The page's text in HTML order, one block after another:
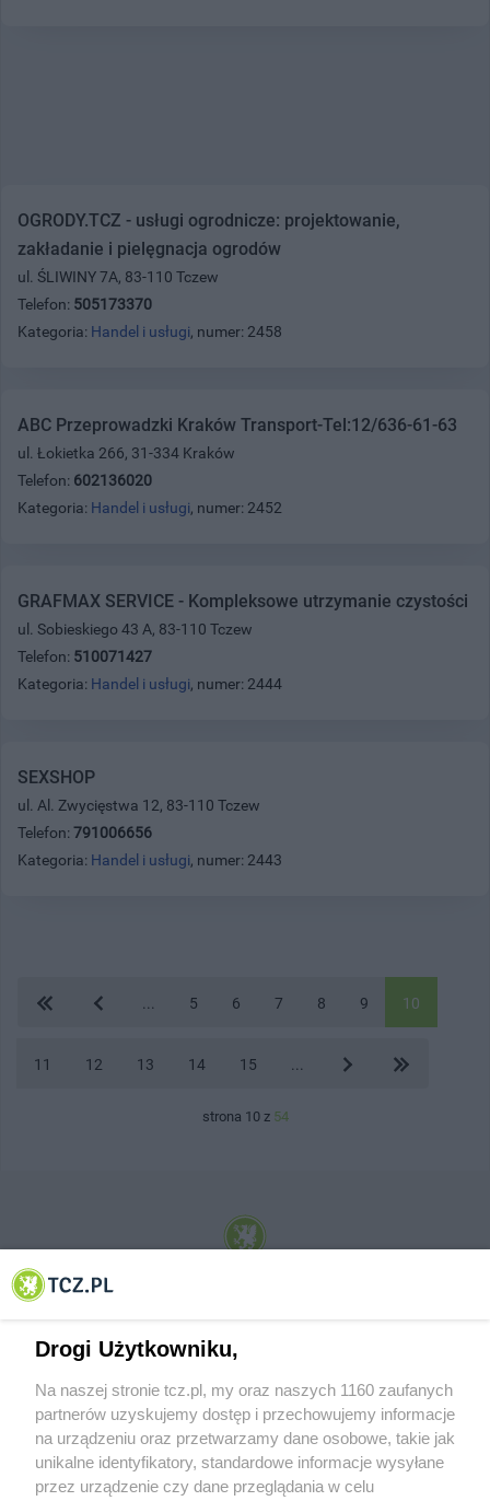
OGRODY.TCZ - usługi ogrodnicze: projektowanie,
zakładanie i pielęgnacja ogrodów
ul. ŚLIWINY 7A, 83-110 Tczew
Telefon: 505173370
Kategoria: Handel i usługi, numer: 2458
ABC Przeprowadzki Kraków Transport-Tel:12/636-61-63
ul. Łokietka 266, 31-334 Kraków
Telefon: 602136020
Kategoria: Handel i usługi, numer: 2452
GRAFMAX SERVICE - Kompleksowe utrzymanie czystości
ul. Sobieskiego 43 A, 83-110 Tczew
Telefon: 510071427
Kategoria: Handel i usługi, numer: 2444
SEXSHOP
ul. Al. Zwycięstwa 12, 83-110 Tczew
Telefon: 791006656
Kategoria: Handel i usługi, numer: 2443
5 6 7 8 9 10
11 12 13 14 15
strona 10 z 54
© 2001-2026 Tczew - TCZ.PL Sp. z o.o. Internetowy Serwis Informacyjny Miasta
Drogi Użytkowniku,
Na naszej stronie tcz.pl, my oraz naszych 1160 zaufanych
partnerów uzyskujemy dostęp i przechowujemy informacje
na urządzeniu oraz przetwarzamy dane osobowe, takie jak
unikalne identyfikatory, standardowe informacje wysyłane
przez urządzenie czy dane przeglądania w celu